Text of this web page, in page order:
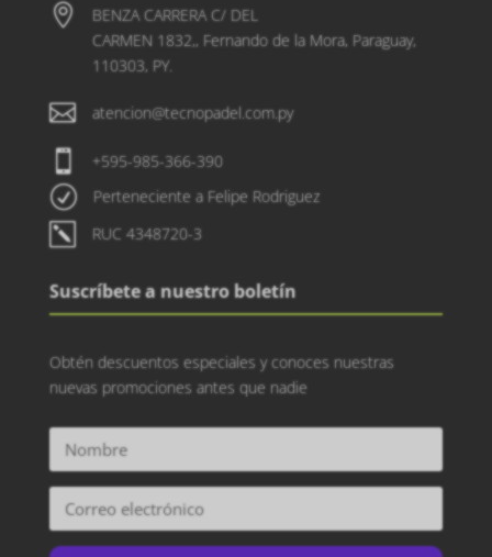

BENZA CARRERA C/ DEL
CARMEN 1832,, Fernando de la Mora, Paraguay,
110303, PY.
 atencion@tecnopadel.com.py
 +595-985-366-390
R Perteneciente a Felipe Rodriguez
k RUC 4348720-3
Suscríbete a nuestro boletín
Obtén descuentos especiales y conoces nuestras
nuevas promociones antes que nadie